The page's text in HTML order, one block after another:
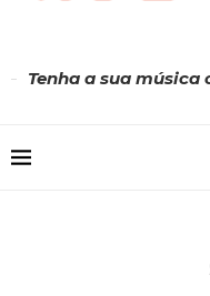
Tenha a sua música